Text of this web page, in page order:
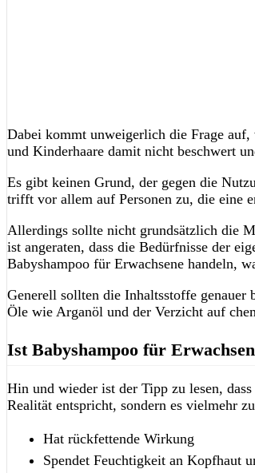
Dabei kommt unweigerlich die Frage
und Kinderhaare damit nicht beschwert
Es gibt keinen Grund, der gegen die
trifft vor allem auf Personen zu, die eine
Allerdings sollte nicht grundsätzlich die
ist angeraten, dass die Bedürfnisse der
Babyshampoo für Erwachsene handeln,
Generell sollten die Inhaltsstoffe genauer
Öle wie Arganöl und der Verzicht auf
Ist Babyshampoo für
Hin und wieder ist der Tipp zu lesen,
Realität entspricht, sondern es vielmehr
Hat rückfettende Wirkung
Spendet Feuchtigkeit an Kopfhaut